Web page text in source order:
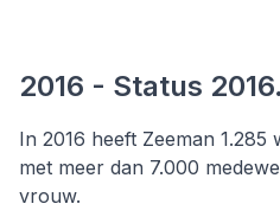
2016 - Status 2016.
In 2016 heeft Zeeman 1.285
met meer dan 7.000
vrouw.